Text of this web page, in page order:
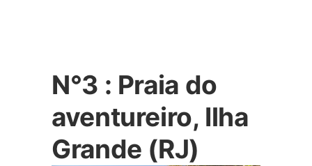
N°3 : Praia do
aventureiro, Ilha
Grande (RJ)